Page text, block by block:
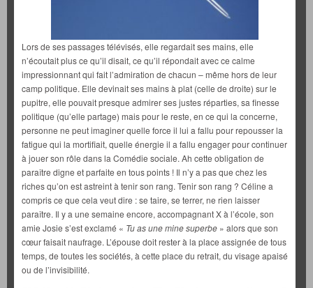
Lors de ses passages télévisés, elle regardait ses mains, elle
n’écoutait plus ce qu’il disait, ce qu’il répondait avec ce calme
impressionnant qui fait l’admiration de chacun – même hors de leur
camp politique. Elle devinait ses mains à plat (celle de droite) sur le
pupitre, elle pouvait presque admirer ses justes réparties, sa finesse
politique (qu’elle partage) mais pour le reste, en ce qui la concerne,
personne ne peut imaginer quelle force il lui a fallu pour repousser la
fatigue qui la mortifiait, quelle énergie il a fallu engager pour continuer
à jouer son rôle dans la Comédie sociale. Ah cette obligation de
paraître digne et parfaite en tous points ! Il n’y a pas que chez les
riches qu’on est astreint à tenir son rang. Tenir son rang ? Céline a
compris ce que cela veut dire : se taire, se terrer, ne rien laisser
paraître. Il y a une semaine encore, accompagnant X à l’école, son
amie Josie s’est exclamé « Tu as une mine superbe » alors que son
cœur faisait naufrage. L’épouse doit rester à la place assignée de tous
temps, de toutes les sociétés, à cette place du retrait, du visage apaisé
ou de l’invisibilité.